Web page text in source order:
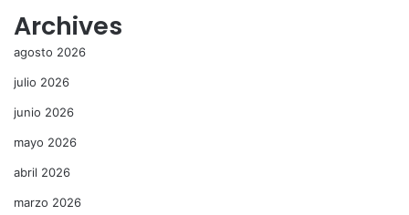
Archives
agosto 2026
julio 2026
junio 2026
mayo 2026
abril 2026
marzo 2026